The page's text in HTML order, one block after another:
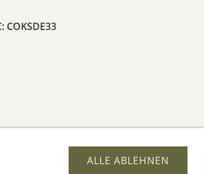
ALLE ABLEHNEN